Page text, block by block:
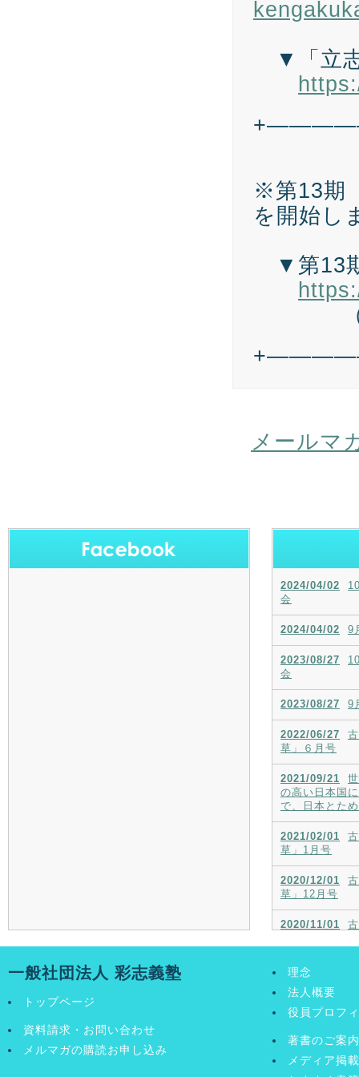
▼「立志
※第13期
を開始し
▼第13
（〆切
メールマ
2024/04/02
会
2024/04/02 9
2023/08/27
会
2023/08/27 9
2022/06/27
草」６月号
2021/09/21
の高い日本国
で、日本とた
2021/02/01
草」1月号
2020/12/01
草」12月号
2020/11/01
2020/10/01
草」10月号
一般社団法人 彩志義塾
トップページ
資料請求・お問い合わせ
メルマガの購読お申し込み
理念
法人概要
役員プロフ
著書のご案
メディア掲